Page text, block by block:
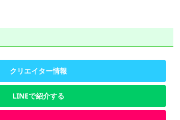
クリエイター情報
LINEで紹介する